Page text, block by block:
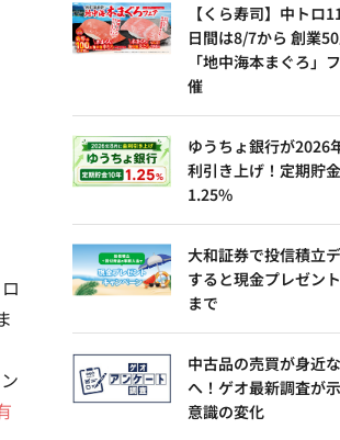
【くら寿司】中トロ
日間は8/7から 創業
「地中海本まぐろ」
催
ゆうちょ銀行が2026
利引き上げ！定期貯
1.25%
大和証券で投信積立
すると現金プレゼン
まで
中古品の売買が身近
へ！ゲオ最新調査が
意識の変化